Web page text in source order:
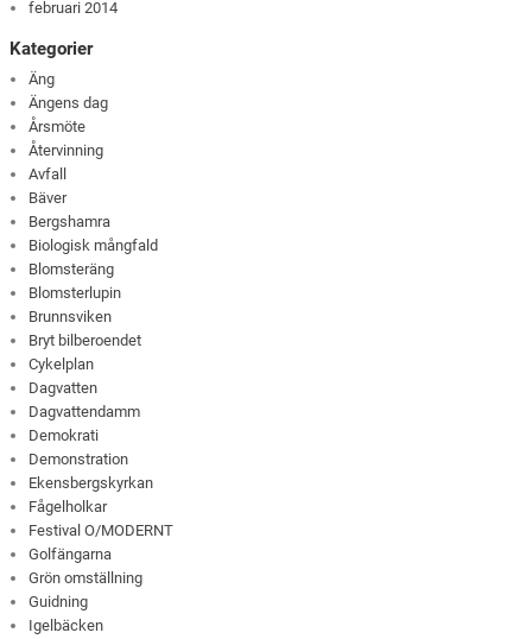
februari 2014
Kategorier
Äng
Ängens dag
Årsmöte
Återvinning
Avfall
Bäver
Bergshamra
Biologisk mångfald
Blomsteräng
Blomsterlupin
Brunnsviken
Bryt bilberoendet
Cykelplan
Dagvatten
Dagvattendamm
Demokrati
Demonstration
Ekensbergskyrkan
Fågelholkar
Festival O/MODERNT
Golfängarna
Grön omställning
Guidning
Igelbäcken